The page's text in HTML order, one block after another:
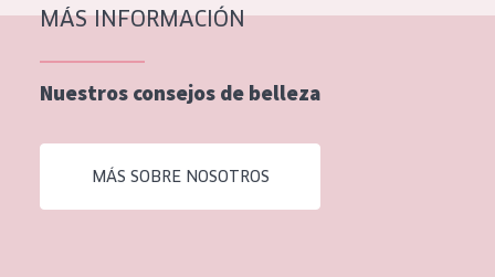
Todas las edades
MÁS INFORMACIÓN
Nuestros consejos de belleza
MÁS SOBRE NOSOTROS